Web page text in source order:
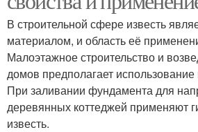
В строительной сфере известь
материалом, и область её
Малоэтажное строительство и
домов предполагает использование
При заливании фундамента для
деревянных коттеджей применяют
известь.